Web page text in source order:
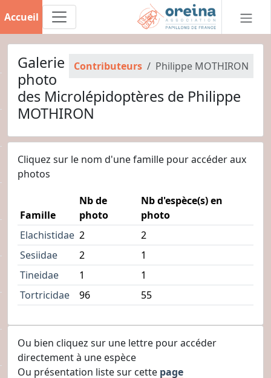
Accueil
Contributeurs Philippe MOTHIRON
Galerie
photo
des Microlépidoptères de Philippe
MOTHIRON
Cliquez sur le nom d'une famille pour accéder aux
photos
Famille
Nb de
photo
Nb d'espèce(s) en
photo
Elachistidae 2
2
Sesiidae
2
1
Tineidae
1
1
Tortricidae
96 55
Ou bien cliquez sur une lettre pour accéder
directement à une espèce
Ou présentation liste sur cette page